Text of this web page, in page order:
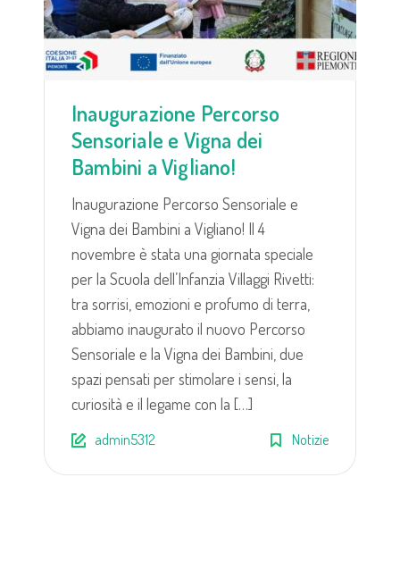
Inaugurazione Percorso
Sensoriale e Vigna dei
Bambini a Vigliano!
Inaugurazione Percorso Sensoriale e
Vigna dei Bambini a Vigliano! Il 4
novembre è stata una giornata speciale
per la Scuola dell’Infanzia Villaggi Rivetti:
tra sorrisi, emozioni e profumo di terra,
abbiamo inaugurato il nuovo Percorso
Sensoriale e la Vigna dei Bambini, due
spazi pensati per stimolare i sensi, la
curiosità e il legame con la […]
admin5312 Notizie